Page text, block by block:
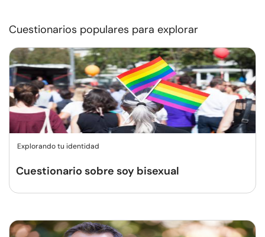
Cuestionarios populares para explorar
Explorando tu identidad
Cuestionario sobre soy bisexual